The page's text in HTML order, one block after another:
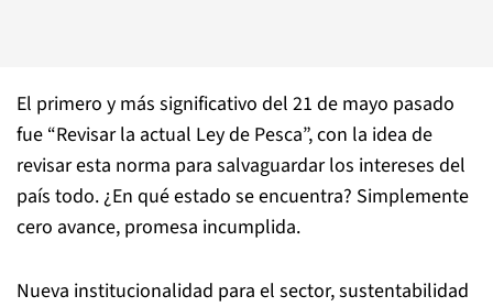
El primero y más significativo del 21 de mayo pasado
fue “Revisar la actual Ley de Pesca”, con la idea de
revisar esta norma para salvaguardar los intereses del
país todo. ¿En qué estado se encuentra? Simplemente
cero avance, promesa incumplida.
Nueva institucionalidad para el sector, sustentabilidad